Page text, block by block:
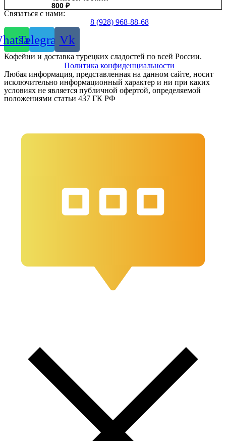
800 ₽
Связаться с нами:
8 (928) 968-88-68
TelegramVk
Кофейни и доставка турецких сладостей по всей России.
Политика конфиденциальности
Любая информация, представленная на данном сайте, носит
исключительно информационный характер и ни при каких
условиях не является публичной офертой, определяемой
положениями статьи 437 ГК РФ